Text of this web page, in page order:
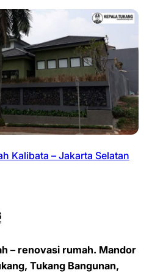
Kalibata – Jakarta Selatan
– renovasi rumah. Mandor
Tukang Bangunan,